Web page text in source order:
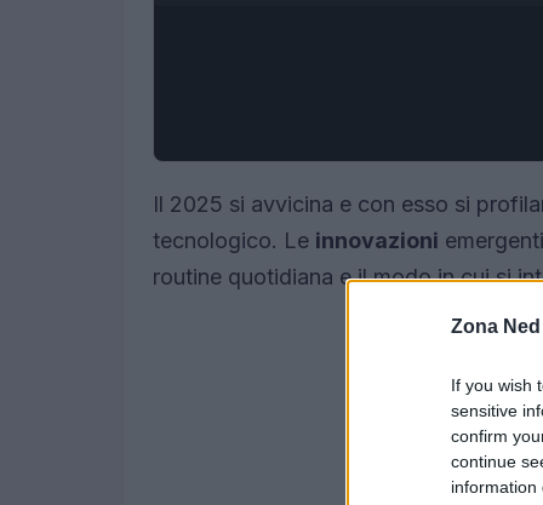
Zona Ned
If you wish
sensitive
confirm
continue
information
Il 2025 si avvicina e con esso si
tecnologico. Le innovazioni
routine quotidiana e il modo in cui si